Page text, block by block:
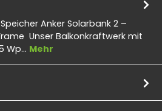
Anker Solarbank 2 –
Unser Balkonkraftwerk mit
Wp… Mehr